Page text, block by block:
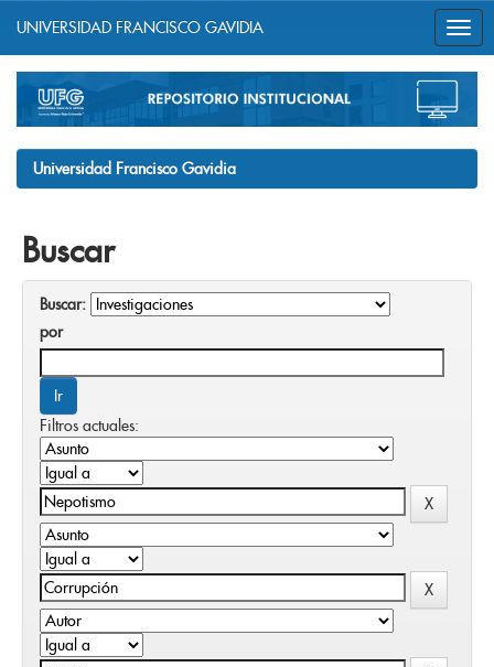
navigation
UNIVERSIDAD FRANCISCO GAVIDIA
Universidad Francisco Gavidia
Buscar
Buscar:
por
Filtros actuales: